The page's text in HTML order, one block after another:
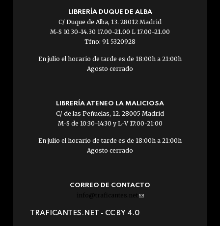
LIBRERÍA DUQUE DE ALBA
C/ Duque de Alba, 13. 28012 Madrid
M-S 10.30-14.30 17.00-21.00 L 17.00-21.00
Tfno: 91 5320928
En julio el horario de tarde es de 18:00h a 21:00h
Agosto cerrado
LIBRERÍA ATENEO LA MALICIOSA
C/ de las Peñuelas, 12. 28005 Madrid
M-S de 10:30-14:30 y L-V 17:00-21:00
En julio el horario de tarde es de 18:00h a 21:00h
Agosto cerrado
CORREO DE CONTACTO
info@traficantes.net (link
e-
TRAFICANTES.NET - CC BY 4.0